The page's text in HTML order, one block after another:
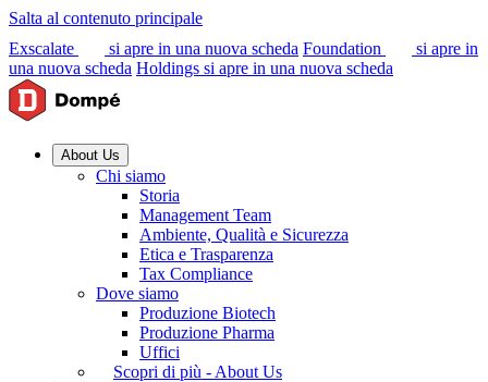
Salta al contenuto principale
Exscalate
si apre in una nuova scheda Foundation
si apre in
una nuova scheda Holdings si apre in una nuova scheda
About Us
Chi siamo
Storia
Management Team
Ambiente, Qualità e Sicurezza
Etica e Trasparenza
Tax Compliance
Dove siamo
Produzione Biotech
Produzione Pharma
Uffici
Scopri di più - About Us